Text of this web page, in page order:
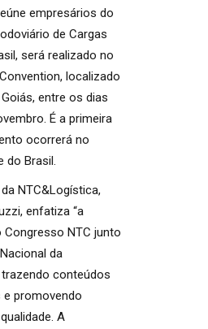
empresários do
de Cargas
será realizado no
localizado
entre os dias
É a primeira
ocorrerá no
do Brasil.
NTC&Logística,
enfatiza “a
Congresso NTC junto
da
trazendo conteúdos
promovendo
A